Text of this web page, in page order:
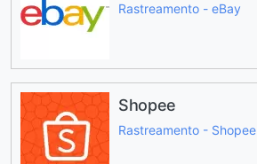
Rastreamento - eBay
Shopee
Rastreamento - Shopee